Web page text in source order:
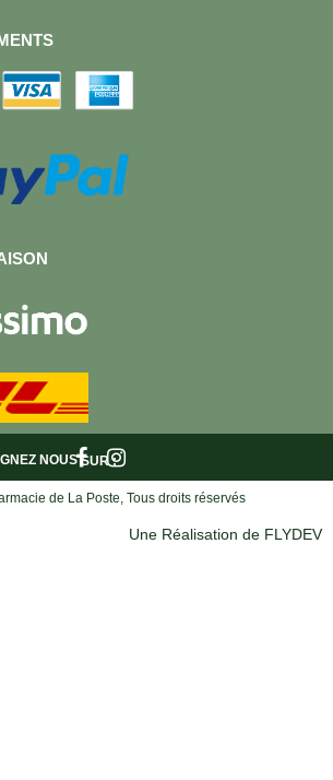
SUR :
NOUS
de La Poste, Tous droits réservés
Une Réalisation de FLYDEV